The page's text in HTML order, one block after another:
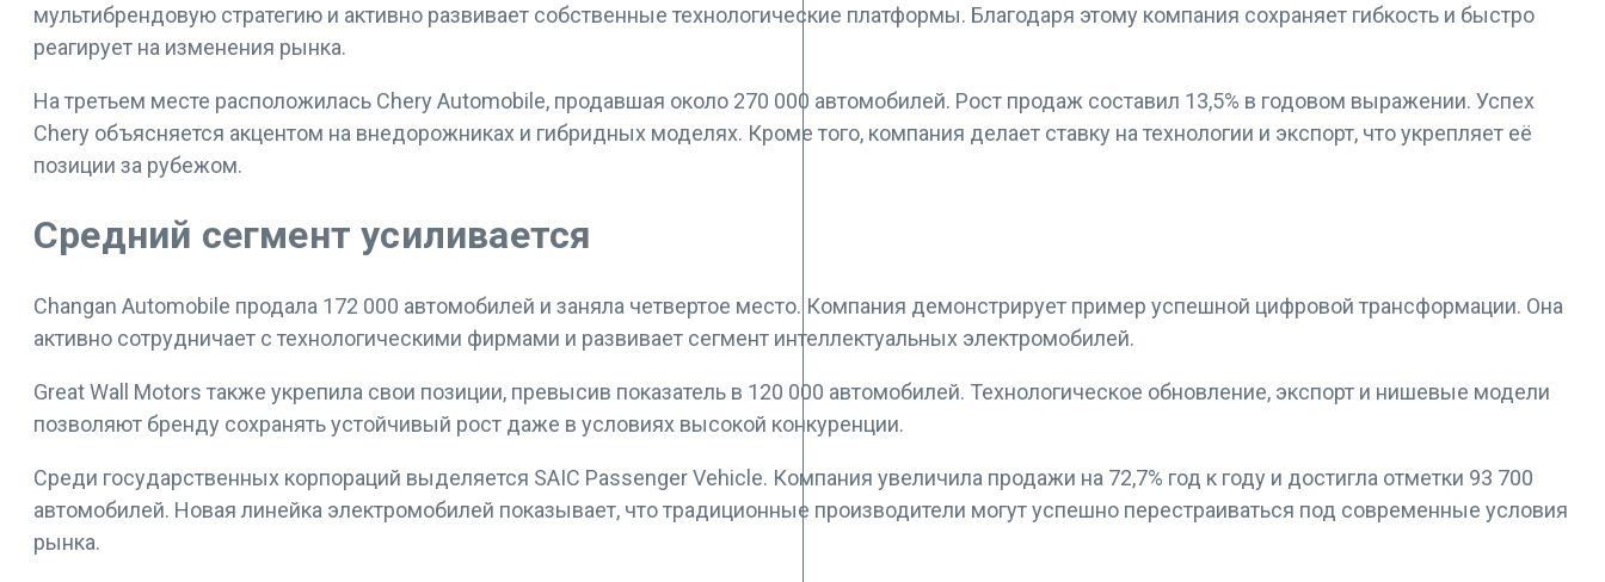
мультибрендовую стратегию и активно развивает собственные технологические платформы. Благодаря этому компания сохраняет гибкость и быстро
реагирует на изменения рынка.
На третьем месте расположилась Chery Automobile, продавшая около 270 000 автомобилей. Рост продаж составил 13,5% в годовом выражении. Успех
Chery объясняется акцентом на внедорожниках и гибридных моделях. Кроме того, компания делает ставку на технологии и экспорт, что укрепляет её
позиции за рубежом.
Средний сегмент усиливается
Changan Automobile продала 172 000 автомобилей и заняла четвертое место. Компания демонстрирует пример успешной цифровой трансформации. Она
активно сотрудничает с технологическими фирмами и развивает сегмент интеллектуальных электромобилей.
Great Wall Motors также укрепила свои позиции, превысив показатель в 120 000 автомобилей. Технологическое обновление, экспорт и нишевые модели
позволяют бренду сохранять устойчивый рост даже в условиях высокой конкуренции.
Среди государственных корпораций выделяется SAIC Passenger Vehicle. Компания увеличила продажи на 72,7% год к году и достигла отметки 93 700
автомобилей. Новая линейка электромобилей показывает, что традиционные производители могут успешно перестраиваться под современные условия
рынка.